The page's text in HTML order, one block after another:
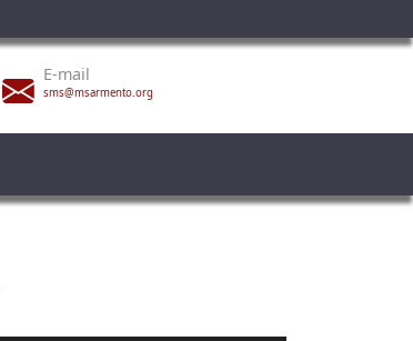
E-mail
sms@msarmento.org